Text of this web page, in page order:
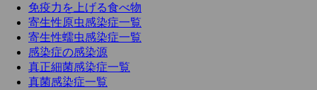
免疫力を上げる食べ物
寄生性原虫感染症一覧
寄生性蠕虫感染症一覧
感染症の感染源
真正細菌感染症一覧
真菌感染症一覧